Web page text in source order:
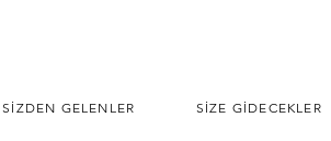
SİZDEN GELENLER SİZE GİDECEKLER